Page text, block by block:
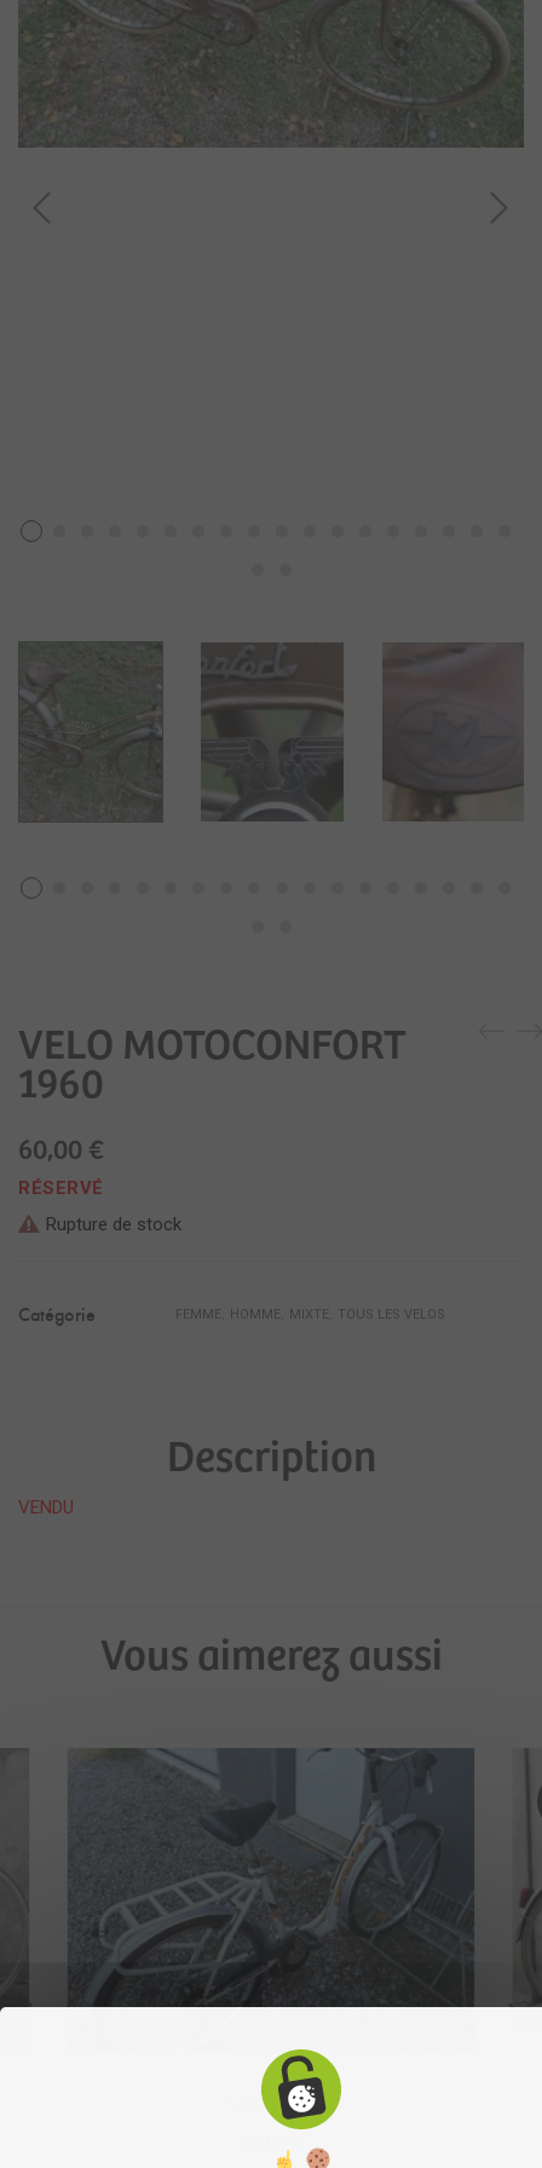
VELO MOTOCONFORT
1960
60,00 €
RÉSERVÉ
Rupture de stock
Catégorie FEMME HOMME MIXTE TOUS LES VELOS
Description
VENDU
Vous aimerez aussi
vélo yona
€